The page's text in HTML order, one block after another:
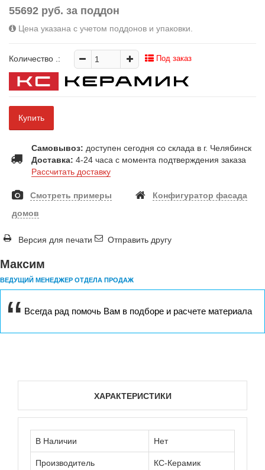
55692 руб. за поддон
Цена указана с учетом поддонов и упаковки.
Количество .: Под заказ
Купить
Самовывоз: доступен сегодня со склада в г. Челябинск
Доставка: 4-24 часа с момента подтверждения заказа
Рассчитать доставку
Смотреть примеры
домов
Конфигуратор фасада
Версия для печати Отправить другу
Максим
ВЕДУЩИЙ МЕНЕДЖЕР ОТДЕЛА ПРОДАЖ
Всегда рад помочь Вам в подборе и расчете материала
ХАРАКТЕРИСТИКИ
В Наличии Нет
Производитель КС-Керамик